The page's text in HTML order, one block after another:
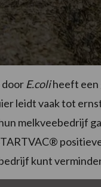
E.coliheeft een
leidt vaak tot
melkveebedrijf
kunt